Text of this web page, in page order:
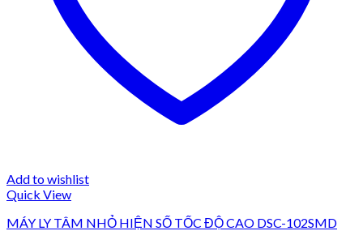
Add to wishlist
Quick View
MÁY LY TÂM NHỎ HIỆN SỐ TỐC ĐỘ CAO DSC-102SMD